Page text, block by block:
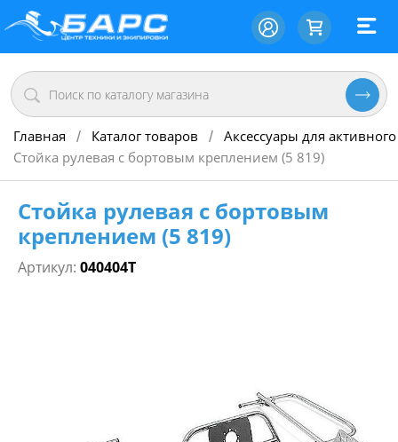
Главная / Каталог товаров / Аксессуары для
Стойка рулевая с бортовым креплением (5 819)
Стойка рулевая с бортовым
креплением (5 819)
Артикул: 040404Т